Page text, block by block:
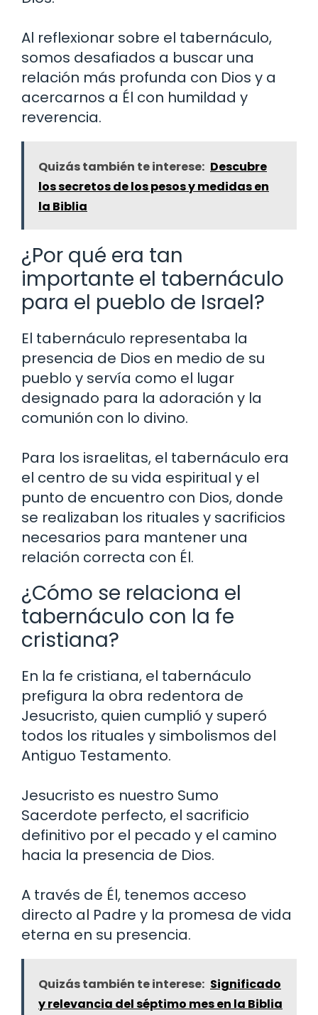
Al reflexionar sobre el tabernáculo,
somos desafiados a buscar una
relación más profunda con Dios y a
acercarnos a Él con humildad y
reverencia.
Quizás también te interese: Descubre
los secretos de los pesos y medidas en
la Biblia
¿Por qué era tan
importante el tabernáculo
para el pueblo de Israel?
El tabernáculo representaba la
presencia de Dios en medio de su
pueblo y servía como el lugar
designado para la adoración y la
comunión con lo divino.
Para los israelitas, el tabernáculo era
el centro de su vida espiritual y el
punto de encuentro con Dios, donde
se realizaban los rituales y sacrificios
necesarios para mantener una
relación correcta con Él.
¿Cómo se relaciona el
tabernáculo con la fe
cristiana?
En la fe cristiana, el tabernáculo
prefigura la obra redentora de
Jesucristo, quien cumplió y superó
todos los rituales y simbolismos del
Antiguo Testamento.
Jesucristo es nuestro Sumo
Sacerdote perfecto, el sacrificio
definitivo por el pecado y el camino
hacia la presencia de Dios.
A través de Él, tenemos acceso
directo al Padre y la promesa de vida
eterna en su presencia.
Quizás también te interese: Significado
y relevancia del séptimo mes en la Biblia